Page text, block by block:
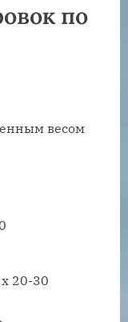
по
весом
20-30